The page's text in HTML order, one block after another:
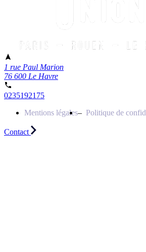
1 rue Paul Marion
76 600 Le Havre
0235192175
Mentions légales
Politique de
Contact